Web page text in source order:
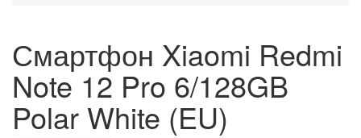
Смартфон Xiaomi Redmi
Note 12 Pro 6/128GB
Polar White (EU)